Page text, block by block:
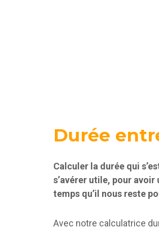
Durée
Calculer la durée qui
s’avérer utile, pour
temps qu’il nous reste
Avec notre calculatrice